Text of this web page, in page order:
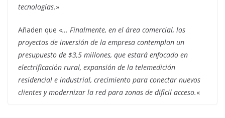
tecnologías.»
Añaden que «… Finalmente, en el área comercial, los
proyectos de inversión de la empresa contemplan un
presupuesto de $3,5 millones, que estará enfocado en
electrificación rural, expansión de la telemedición
residencial e industrial, crecimiento para conectar nuevos
clientes y modernizar la red para zonas de difícil acceso.«